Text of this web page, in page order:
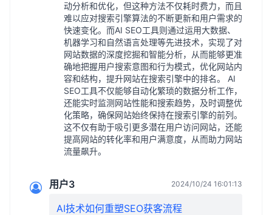
动分析和优化，但这种方法不仅耗时费力，而且
难以应对搜索引擎算法的不断更新和用户需求的
快速变化。而AI SEO工具则通过运用大数据、
机器学习和自然语言处理等先进技术，实现了对
网站数据的深度挖掘和智能分析，从而能够更准
确地把握用户搜索意图和行为模式，优化网站内
容和结构，提升网站在搜索引擎中的排名。 AI
SEO工具不仅能够自动化繁琐的数据分析工作，
还能实时监测网站性能和搜索趋势，及时调整优
化策略，确保网站始终保持在搜索引擎的前列。
这不仅有助于吸引更多潜在用户访问网站，还能
提高网站的转化率和用户满意度，从而助力网站
流量飙升。
用户3 2024/10/24 16:01:13
AI技术如何重塑SEO获客流程